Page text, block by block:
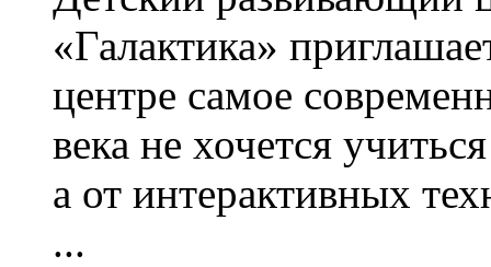
«Галактика»
центре самое
века не хочется
а от интерактивных
...